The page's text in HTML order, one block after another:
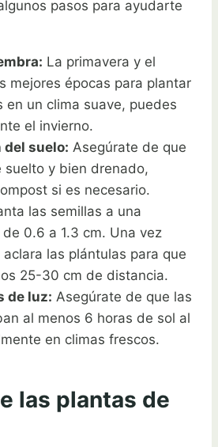
pasos para ayudarte
La primavera y el
mejores épocas para plantar
en un clima suave, puedes
el invierno.
del suelo: Asegúrate de que
suelto y bien drenado,
si es necesario.
las semillas a una
0.6 a 1.3 cm. Una vez
las plántulas para que
25-30 cm de distancia.
de luz: Asegúrate de que las
al menos 6 horas de sol al
en climas frescos.
las plantas de